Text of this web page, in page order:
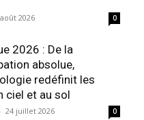
2026 0
2026 : De la
absolue,
redéfinit les
ciel et au sol
- 24 juillet 2026 0